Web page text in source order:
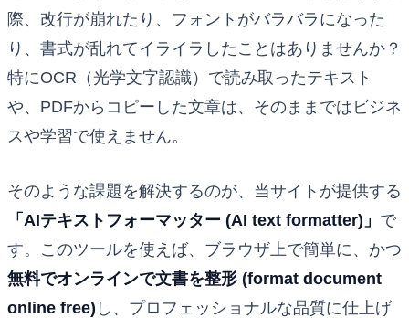
際、改行が崩れたり、フォントがバラバラになった
り、書式が乱れてイライラしたことはありませんか？
特にOCR（光学文字認識）で読み取ったテキスト
や、PDFからコピーした文章は、そのままではビジネ
スや学習で使えません。
そのような課題を解決するのが、当サイトが提供する
「AIテキストフォーマッター (AI text formatter)」 で
す。このツールを使えば、ブラウザ上で簡単に、かつ
無料でオンラインで文書を整形 (format document
online free) し、プロフェッショナルな品質に仕上げ